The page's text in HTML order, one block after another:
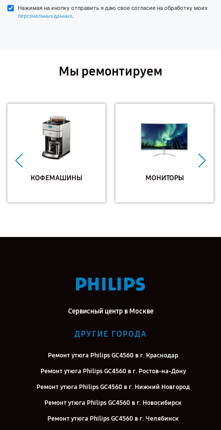
Нажимая на кнопку отправить я даю свое согласие на обработку моих
персональных данных.
Мы ремонтируем
КОФЕМАШИНЫ МОНИТОРЫ
Сервисный центр в Москве
ДРУГИЕ ГОРОДА
Ремонт утюга Philips GC4560 в г. Краснодар
Ремонт утюга Philips GC4560 в г. Ростов-на-Дону
Ремонт утюга Philips GC4560 в г. Нижний Новгород
Ремонт утюга Philips GC4560 в г. Новосибирск
Ремонт утюга Philips GC4560 в г. Челябинск